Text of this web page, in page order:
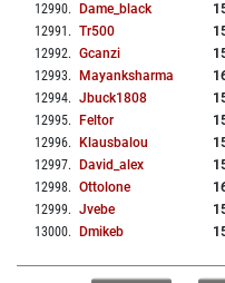
12990. Dame_black
12991 . Tr500
12992. Gcanzi
12993. Mayanksharma
12994. Jbuck1808
12995. Feltor
12996. Klausbalou
12997. David_alex
12998. Ottolone
12999. Jvebe
13000. Dmikeb